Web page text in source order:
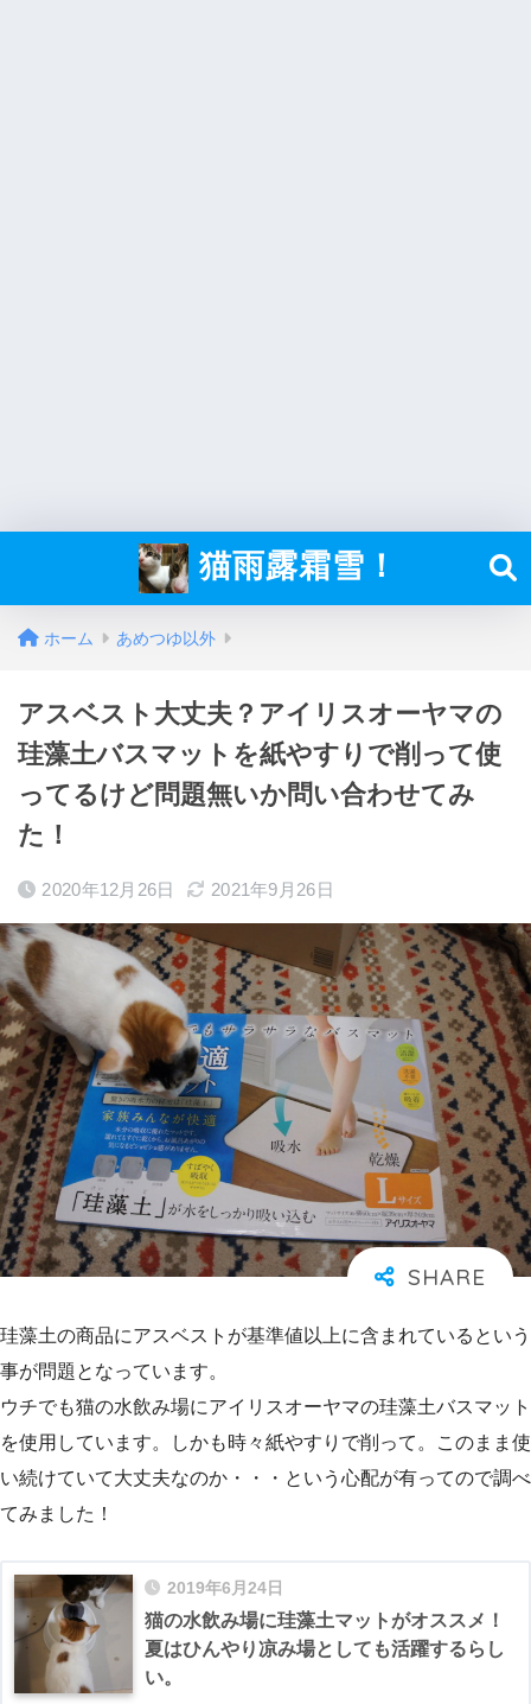
猫雨露霜雪！
ホーム あめつゆ以外
アスベスト大丈夫？アイリスオーヤマの
珪藻土バスマットを紙やすりで削って使
ってるけど問題無いか問い合わせてみ
た！
2020年12月26日 2021年9月26日
珪藻土の商品にアスベストが基準値以上に含まれているという
事が問題となっています。
ウチでも猫の水飲み場にアイリスオーヤマの珪藻土バスマット
を使用しています。しかも時々紙やすりで削って。このまま使
い続けていて大丈夫なのか・・・という心配が有ってので調べ
てみました！
2019年6月24日
猫の水飲み場に珪藻土マットがオススメ！
夏はひんやり凉み場としても活躍するらし
い。